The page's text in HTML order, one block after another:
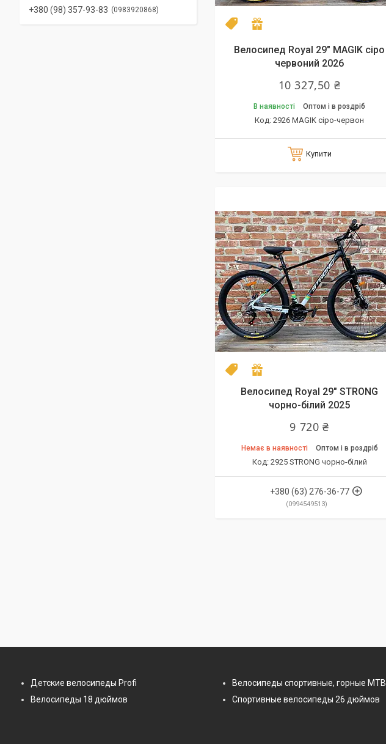
NEW model 2026
Велосипед Royal 29" MAGIK сіро
червоний 2026
10 327,50 ₴
В наявності Оптом і в роздріб
2926 MAGIK сіро-червон
Купити
NEW model 2025
Велосипед Royal 29" STRONG
чорно-білий 2025
9 720 ₴
Немає в наявності Оптом і в роздріб
2925 STRONG чорно-білий
+380 (63) 276-36-77
0994549513
+380 (98) 357-93-83 0983920868
Детские велосипеды Profi
Велосипеды 18 дюймов
Велосипеды спортивные, горные МТВ
Спортивные велосипеды 26 дюймов